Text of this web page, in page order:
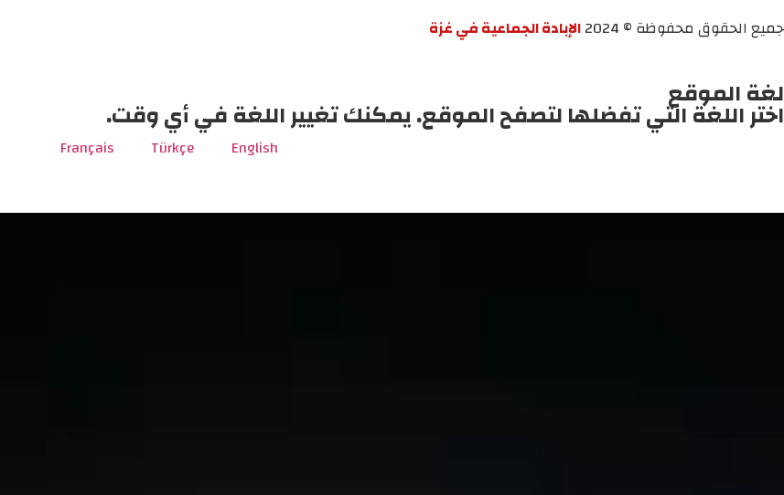
جميع الحقوق محفوظة © 2024
الإبادة الجماعية في غزة
لغة الموقع
اختر اللغة التي تفضلها لتصفح الموقع. يمكنك تغيير اللغة في أي وقت.
English
Türkçe
Français